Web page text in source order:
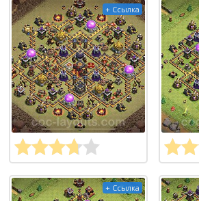
+ Ссылка
+ Ссылка